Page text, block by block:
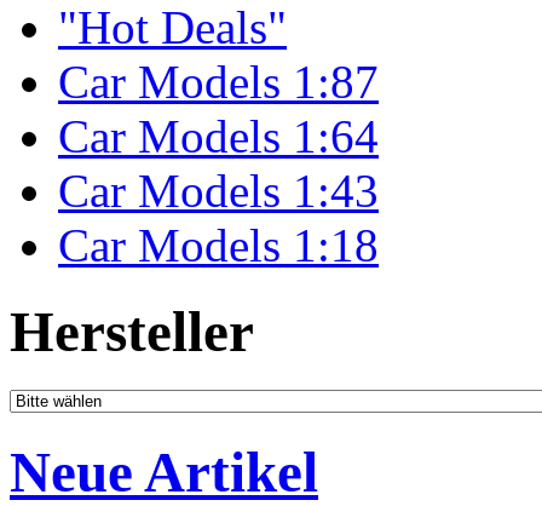
"Hot Deals"
Car Models 1:87
Car Models 1:64
Car Models 1:43
Car Models 1:18
Hersteller
Neue Artikel